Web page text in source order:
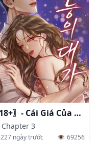
〖18+〗- Cái Giá Của Bản Năng
Chapter 3
227 ngày trước 👁️ 69256